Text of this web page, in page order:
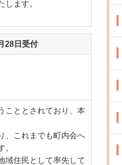
ます。
28日受付
こととされており、本
、これまでも町内会へ
域住民として率先して